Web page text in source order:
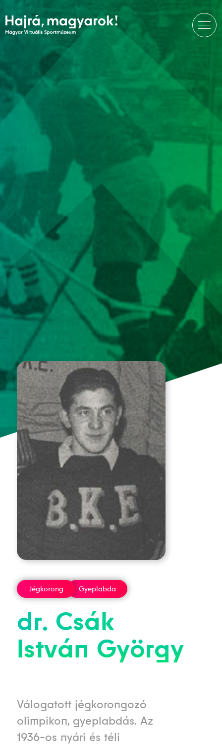
Jégkorong Gyeplabda
dr. Csák
István György
Válogatott jégkorongozó
olimpikon, gyeplabdás. Az
1936-os nyári és téli